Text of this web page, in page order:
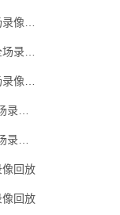
2026年7月16日 世界杯半决赛 英格兰vs阿根廷 全场录像回放
2026年7月12日 世界杯1/4决赛 阿根廷vs瑞士 全场录像回放
2026年7月12日 世界杯1/4决赛 挪威vs英格兰 全场录像回放
回放
回放